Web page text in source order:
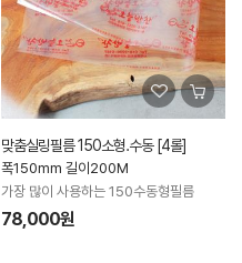
맞춤실링필름 150소형.수동 [4롤]
폭150mm 길이200M
가장 많이 사용하는 150수동형필름
78,000원